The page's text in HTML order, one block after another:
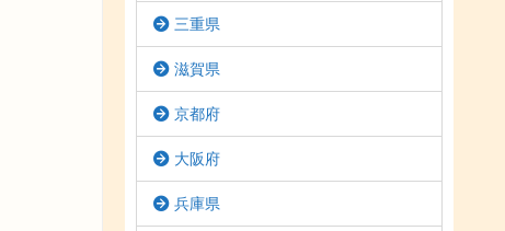
三重県
滋賀県
京都府
大阪府
兵庫県